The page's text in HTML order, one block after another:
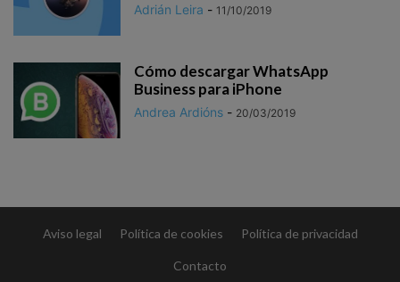
Adrián Leira - 11/10/2019
Cómo descargar WhatsApp
Business para iPhone
Andrea Ardións - 20/03/2019
Aviso legal Política de cookies Política de privacidad
Contacto